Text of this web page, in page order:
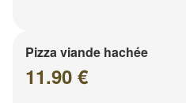
Pizza viande hachée
11.90 €